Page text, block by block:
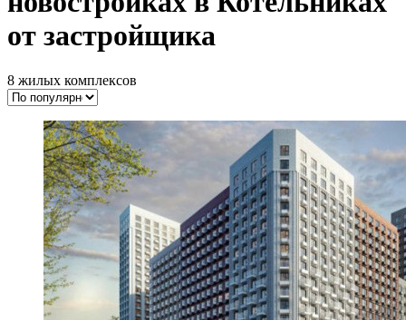
от застройщика
8 жилых комплексов